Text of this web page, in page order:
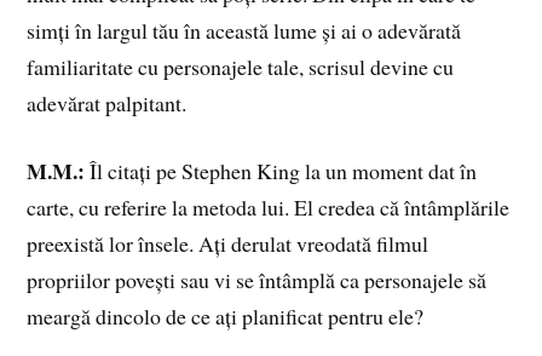
simți în largul tău în această lume și ai o adevărată
familiaritate cu personajele tale, scrisul devine cu
adevărat palpitant.
M.M.:Îl citați pe Stephen King la un moment dat în
carte, cu referire la metoda lui. El credea că întâmplările
preexistă lor însele. Ați derulat vreodată filmul
propriilor povești sau vi se întâmplă ca personajele să
meargă dincolo de ce ați planificat pentru ele?